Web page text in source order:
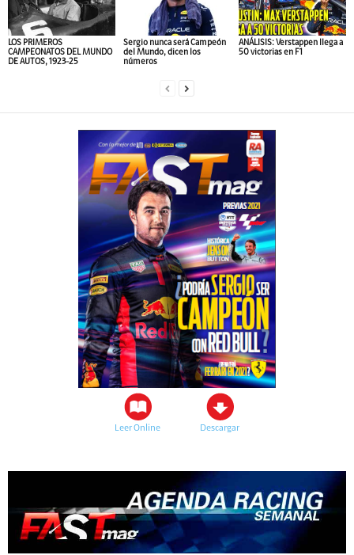
LOS PRIMEROS
CAMPEONATOS DEL MUNDO
DE AUTOS, 1923-25
Sergio nunca será Campeón
del Mundo, dicen los
números
ANÁLISIS: Verstappen llega a
50 victorias en F1
Leer Online Descargar